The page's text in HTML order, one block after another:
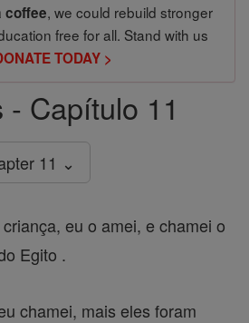
coffee, we could rebuild stronger
free for all. Stand with us
TODAY >
- Capítulo 11
11 ⌄
eu o amei, e chamei o
Egito .
chamei, mais eles foram